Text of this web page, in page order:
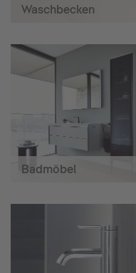
Waschbecken
Badmöbel